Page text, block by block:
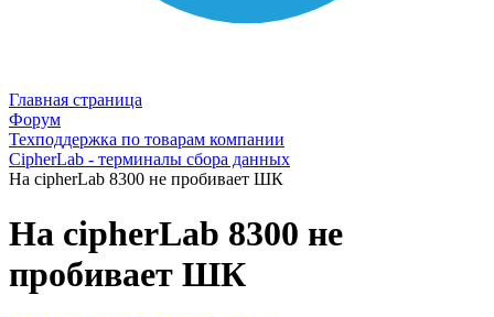
Главная страница
Форум
Техподдержка по товарам компании
CipherLab - терминалы сбора данных
На cipherLab 8300 не пробивает ШК
На cipherLab 8300 не
пробивает ШК